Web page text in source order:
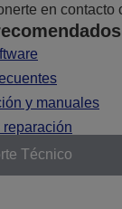
en contacto
y manuales
Técnico